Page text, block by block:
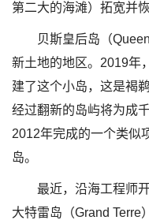
第二大的海滩）拓宽并
贝斯皇后岛（
新土地的地区。2019年
建了这个小岛，这是褐
经过翻新的岛屿将为成
2012年完成的一个类似
岛。
最近，沿海工程师
大特雷岛（Grand Terre